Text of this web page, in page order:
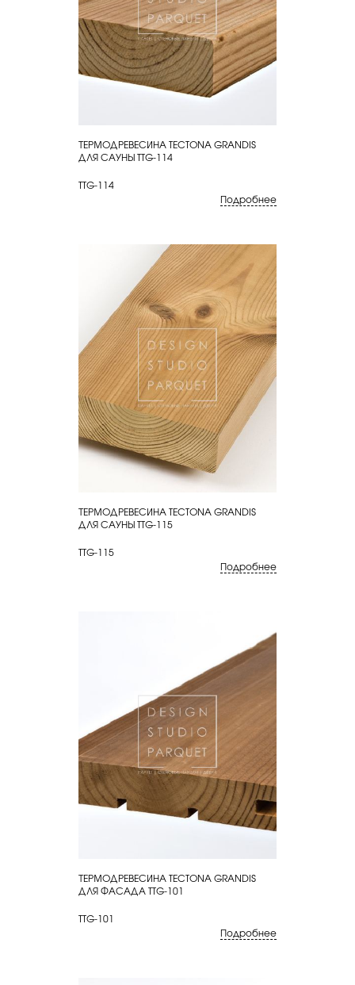
КУПИТЬ
ТЕРМОДРЕВЕСИНА TECTONA GRANDIS
ДЛЯ САУНЫ TTG-114
TTG-114
Подробнее
КУПИТЬ
ТЕРМОДРЕВЕСИНА TECTONA GRANDIS
ДЛЯ САУНЫ TTG-115
TTG-115
Подробнее
КУПИТЬ
ТЕРМОДРЕВЕСИНА TECTONA GRANDIS
ДЛЯ ФАСАДА TTG-101
TTG-101
Подробнее